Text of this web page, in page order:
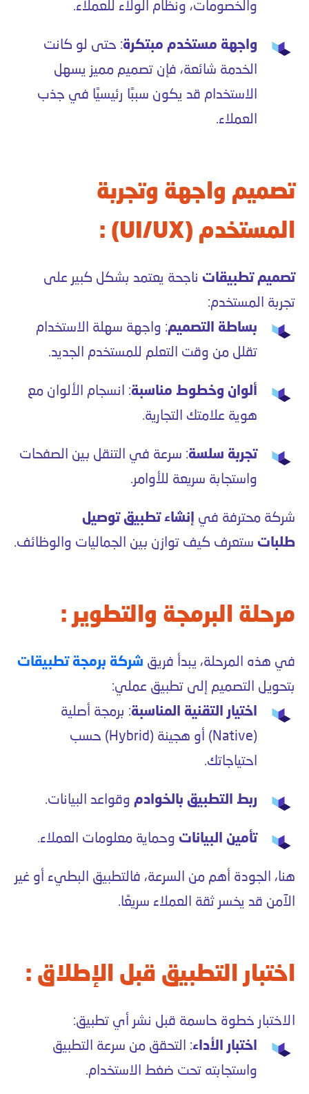
والخصومات، ونظام الولاء للعملاء.
واجهة مستخدم مبتكرة: حتى لو كانت
الخدمة شائعة، فإن تصميم مميز يسهل
الاستخدام قد يكون سببًا رئيسيًا في جذب
العملاء.
تصميم واجهة وتجربة
المستخدم (UI/UX) :
تصميم تطبيقات ناجحة يعتمد بشكل كبير على
تجربة المستخدم:
بساطة التصميم: واجهة سهلة الاستخدام
تقلل من وقت التعلم للمستخدم الجديد.
ألوان وخطوط مناسبة: انسجام الألوان مع
هوية علامتك التجارية.
تجربة سلسة: سرعة في التنقل بين الصفحات
واستجابة سريعة للأوامر.
شركة محترفة في
إنشاء تطبيق توصيل
طلبات ستعرف كيف توازن بين الجماليات والوظائف.
مرحلة البرمجة والتطوير :
في هذه المرحلة، يبدأ فريق شركة برمجة تطبيقات
بتحويل التصميم إلى تطبيق عملي:
اختيار التقنية المناسبة: برمجة أصلية
(Native) أو هجينة (Hybrid) حسب
احتياجاتك.
ربط التطبيق بالخوادم وقواعد البيانات.
تأمين البيانات وحماية معلومات العملاء.
هنا، الجودة أهم من السرعة، فالتطبيق البطيء أو غير
الآمن قد يخسر ثقة العملاء سريعًا.
اختبار التطبيق قبل الإطلاق :
الاختبار خطوة حاسمة قبل نشر أي تطبيق:
اختبار الأداء: التحقق من سرعة التطبيق
واستجابته تحت ضغط الاستخدام.